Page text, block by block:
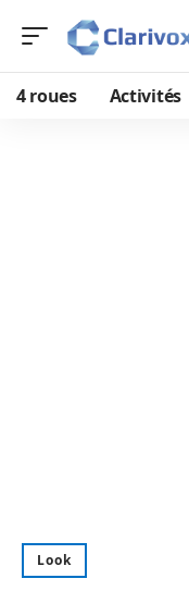
4 roues Activités
Look